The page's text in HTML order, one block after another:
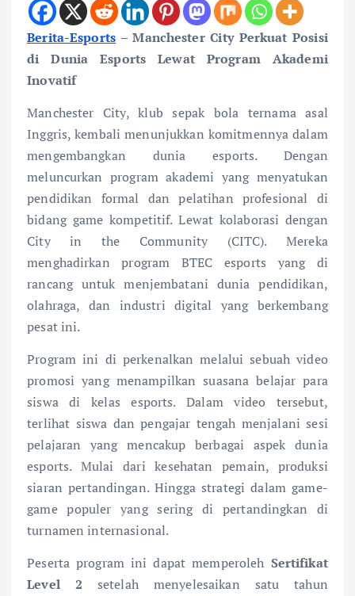
Berita-Esports – Manchester City Perkuat Posisi
di Dunia Esports Lewat Program Akademi
Inovatif
Manchester City, klub sepak bola ternama asal
Inggris, kembali menunjukkan komitmennya dalam
mengembangkan dunia esports. Dengan
meluncurkan program akademi yang menyatukan
pendidikan formal dan pelatihan profesional di
bidang game kompetitif. Lewat kolaborasi dengan
City in the Community (CITC). Mereka
menghadirkan program BTEC esports yang di
rancang untuk menjembatani dunia pendidikan,
olahraga, dan industri digital yang berkembang
pesat ini.
Program ini di perkenalkan melalui sebuah video
promosi yang menampilkan suasana belajar para
siswa di kelas esports. Dalam video tersebut,
terlihat siswa dan pengajar tengah menjalani sesi
pelajaran yang mencakup berbagai aspek dunia
esports. Mulai dari kesehatan pemain, produksi
siaran pertandingan. Hingga strategi dalam game-
game populer yang sering di pertandingkan di
turnamen internasional.
Peserta program ini dapat memperoleh Sertifikat
Level 2 setelah menyelesaikan satu tahun